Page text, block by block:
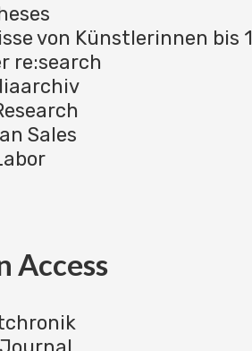
von Künstlerinnen bis
re:search
Sales
Access